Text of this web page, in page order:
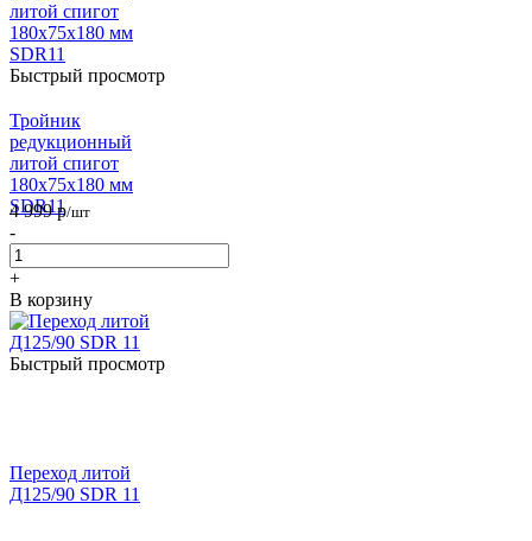
Быстрый просмотр
Тройник
редукционный
литой спигот
180х75х180 мм
SDR11
4 999р/шт
-
+
В корзину
Быстрый просмотр
Переход литой
Д125/90 SDR 11